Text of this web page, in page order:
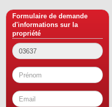
Formulaire de demande
d'informations sur la
propriété